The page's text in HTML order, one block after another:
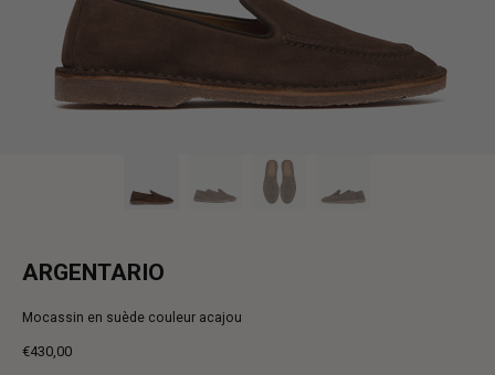
ARGENTARIO
Mocassin en suède couleur acajou
€430,00